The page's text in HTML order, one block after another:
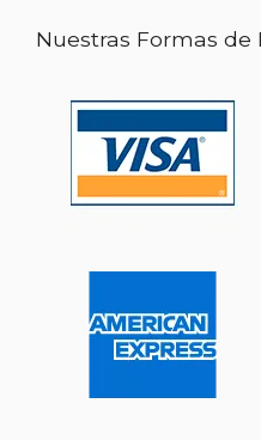
Nuestras Formas de